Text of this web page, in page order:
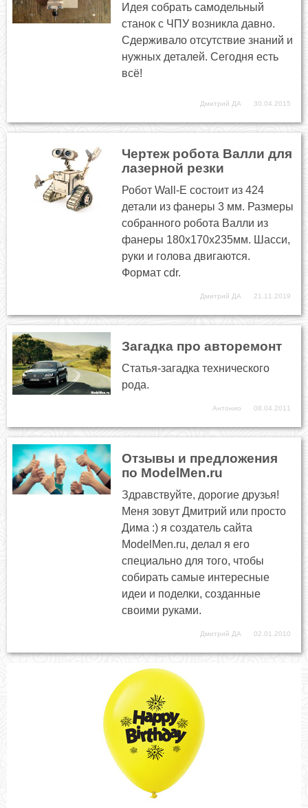
Идея собрать самодельный
станок с ЧПУ возникла давно.
Сдерживало отсутствие знаний и
нужных деталей. Сегодня есть
всё!
Дмитрий ДА 30.04.2015
Чертеж робота Валли для
лазерной резки
Робот Wall-E состоит из 424
детали из фанеры 3 мм. Размеры
собранного робота Валли из
фанеры 180х170х235мм. Шасси,
руки и голова двигаются.
Формат cdr.
Дмитрий ДА 21.11.2019
Загадка про авторемонт
Статья-загадка технического
рода.
Антонио 08.04.2011
Отзывы и предложения
по ModelMen.ru
Здравствуйте, дорогие друзья!
Меня зовут Дмитрий или просто
Дима :) я создатель сайта
ModelMen.ru, делал я его
специально для того, чтобы
собирать самые интересные
идеи и поделки, созданные
своими руками.
Дмитрий ДА 02.01.2010